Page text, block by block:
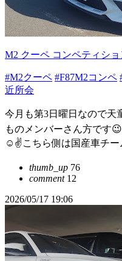
M2 クーペ コンペティショ
#M2クーペ #F87M2コンペ
近所会
今月も第3日曜日なので
ものメンバーさん方です
☺️✌️こちら側は国産車チー
thumb_up 76
comment12
2026/05/17 19:06